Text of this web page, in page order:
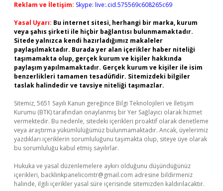
Reklam ve İletişim: Skype: live:.cid.575569c608265c69
Yasal Uyarı: Bu internet sitesi, herhangi bir marka, kurum
veya şahıs şirketi ile hiçbir bağlantısı bulunmamaktadır.
Sitede yalnızca kendi hazırladığımız makaleler
paylaşılmaktadır. Burada yer alan içerikler haber niteliği
taşımamakta olup, gerçek kurum ve kişiler hakkında
paylaşım yapılmamaktadır. Gerçek kurum ve kişiler ile isim
benzerlikleri tamamen tesadüfidir. Sitemizdeki bilgiler
taslak halindedir ve tavsiye niteliği taşımazlar.
Sitemiz, 5651 Sayılı Kanun gereğince Bilgi Teknolojileri ve İletişim
Kurumu (BTK) tarafından onaylanmış bir Yer Sağlayıcı olarak hizmet
vermektedir. Bu nedenle, sitedeki içerikleri proaktif olarak denetleme
veya araştırma yükümlülüğümüz bulunmamaktadır. Ancak, üyelerimiz
yazdıkları içeriklerin sorumluluğunu taşımakta olup, siteye üye olarak
bu sorumluluğu kabul etmiş sayılırlar.
Hukuka ve yasal düzenlemelere aykırı olduğunu düşündüğünüz
içerikleri, backlinkpanelicomtr@gmail.com adresine bildirmeniz
halinde, ilgili içerikler yasal süre içerisinde sitemizden kaldırılacaktır.